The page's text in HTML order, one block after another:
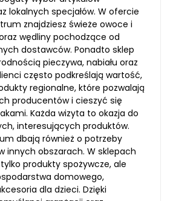
lokalnych specjałów. W ofercie
znajdziesz świeże owoce i
wędliny pochodzące od
dostawców. Ponadto sklep
pieczywa, nabiału oraz
często podkreślają wartość,
regionalne, które pozwalają
producentów i cieszyć się
Każda wizyta to okazja do
interesujących produktów.
dbają również o potrzeby
innych obszarach. W sklepach
produkty spożywcze, ale
domowego,
dla dzieci. Dzięki